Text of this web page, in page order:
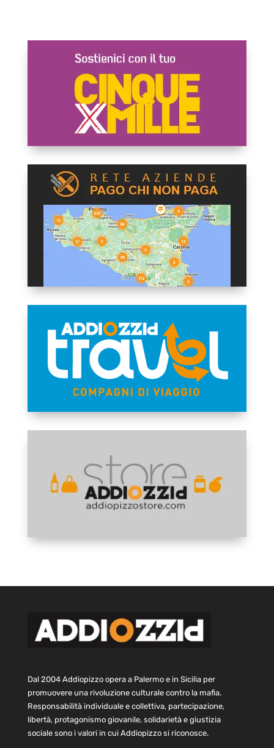
Dal 2004 Addiopizzo opera a Palermo e in Sicilia per
promuovere una rivoluzione culturale contro la mafia.
Responsabilità individuale e collettiva, partecipazione,
libertà, protagonismo giovanile, solidarietà e giustizia
sociale sono i valori in cui Addiopizzo si riconosce.